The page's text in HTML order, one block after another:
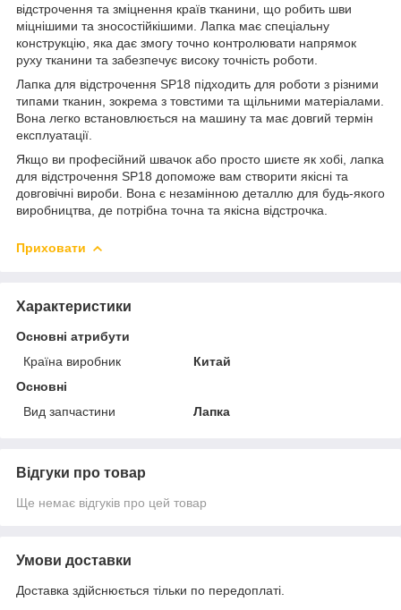
відстрочення та зміцнення країв тканини, що робить шви
міцнішими та зносостійкішими. Лапка має спеціальну
конструкцію, яка дає змогу точно контролювати напрямок
руху тканини та забезпечує високу точність роботи.
Лапка для відстрочення SP18 підходить для роботи з різними
типами тканин, зокрема з товстими та щільними матеріалами.
Вона легко встановлюється на машину та має довгий термін
експлуатації.
Якщо ви професійний швачок або просто шиєте як хобі, лапка
для відстрочення SP18 допоможе вам створити якісні та
довговічні вироби. Вона є незамінною деталлю для будь-якого
виробництва, де потрібна точна та якісна відстрочка.
Приховати
Характеристики
Основні атрибути
Країна виробник
Китай
Основні
Вид запчастини
Лапка
Відгуки про товар
Ще немає відгуків про цей товар
Умови доставки
Доставка здійснюється тільки по передоплаті.